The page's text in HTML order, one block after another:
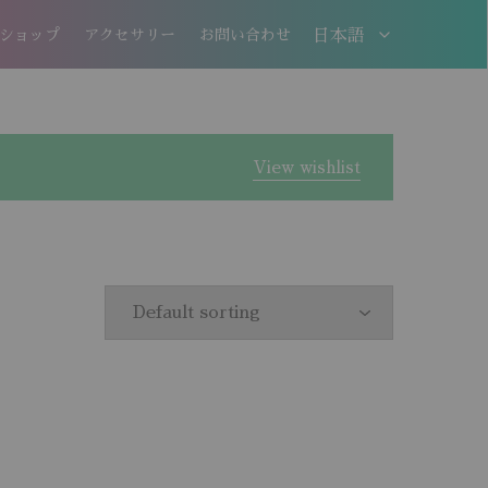
ョップ アクセサリー お問い合わせ 日本語
View wishlist